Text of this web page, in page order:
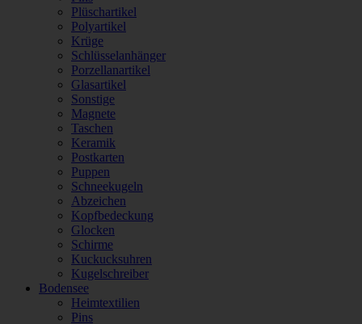
Plüschartikel
Polyartikel
Krüge
Schlüsselanhänger
Porzellanartikel
Glasartikel
Sonstige
Magnete
Taschen
Keramik
Postkarten
Puppen
Schneekugeln
Abzeichen
Kopfbedeckung
Glocken
Schirme
Kuckucksuhren
Kugelschreiber
Bodensee
Heimtextilien
Pins